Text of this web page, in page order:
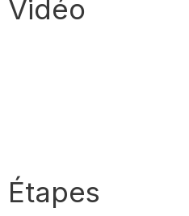
Vidéo
Étapes